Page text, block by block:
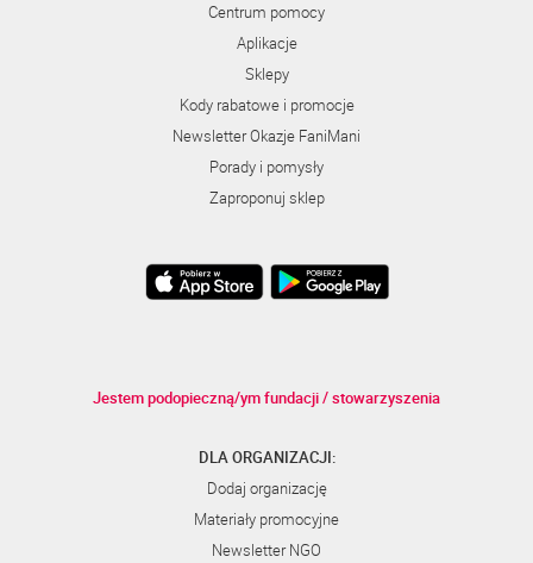
Centrum pomocy
Aplikacje
Sklepy
Kody rabatowe i promocje
Newsletter Okazje FaniMani
Porady i pomysły
Zaproponuj sklep
Jestem podopieczną/ym fundacji / stowarzyszenia
DLA ORGANIZACJI:
Dodaj organizację
Materiały promocyjne
Newsletter NGO